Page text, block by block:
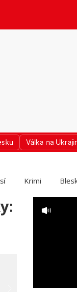
Válka na
Krimi